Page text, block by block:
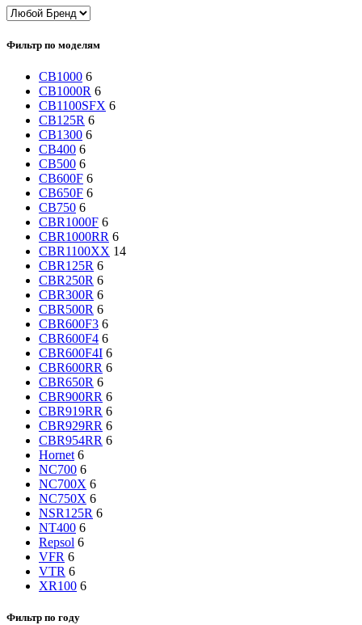
Фильтр по моделям
CB1000 6
CB1000R 6
CB1100SFX 6
CB125R 6
CB1300 6
CB400 6
CB500 6
CB600F 6
CB650F 6
CB750 6
CBR1000F 6
CBR1000RR 6
CBR1100XX 14
CBR125R 6
CBR250R 6
CBR300R 6
CBR500R 6
CBR600F3 6
CBR600F4 6
CBR600F4I 6
CBR600RR 6
CBR650R 6
CBR900RR 6
CBR919RR 6
CBR929RR 6
CBR954RR 6
Hornet 6
NC700 6
NC700X 6
NC750X 6
NSR125R 6
NT400 6
Repsol 6
VFR 6
VTR 6
XR100 6
Фильтр по году